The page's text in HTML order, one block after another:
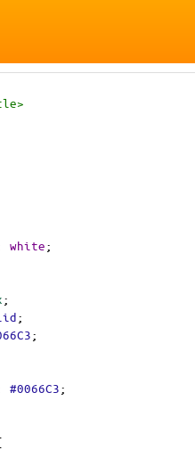
>
white;
;
;
;
#0066C3;